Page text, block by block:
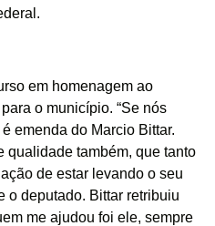
em homenagem ao
o município. “Se nós
emenda do Marcio Bittar.
qualidade também, que tanto
de estar levando o seu
o deputado. Bittar retribuiu
me ajudou foi ele, sempre